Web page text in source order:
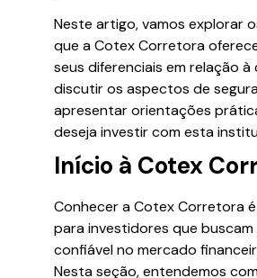
Neste artigo, vamos explorar
que a Cotex Corretora
seus diferenciais em relação
discutir os aspectos de
apresentar orientações
deseja investir com esta
Início à Cotex
Conhecer a Cotex Corretora
para investidores que
confiável no mercado
Nesta seção, entendemos